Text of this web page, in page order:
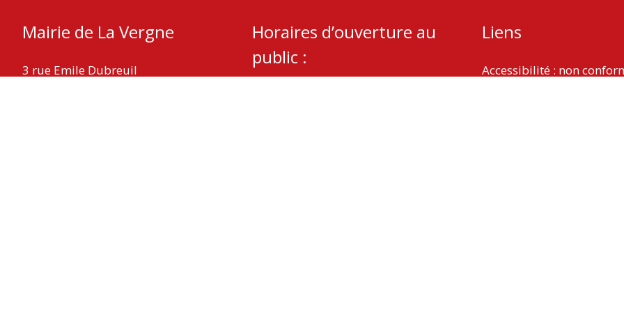
Mairie de La Vergne
3 rue Emile Dubreuil
Horaires d’ouverture au
public :
Liens
Accessibilité : non